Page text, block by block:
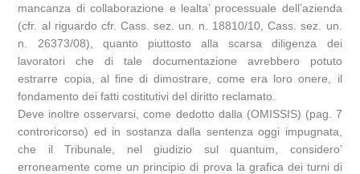
mancanza di collaborazione e lealta’ processuale dell’azienda
(cfr. al riguardo cfr. Cass. sez. un. n. 18810/10, Cass. sez. un.
n. 26373/08), quanto piuttosto alla scarsa diligenza dei
lavoratori che di tale documentazione avrebbero potuto
estrarre copia, al fine di dimostrare, come era loro onere, il
fondamento dei fatti costitutivi del diritto reclamato.
Deve inoltre osservarsi, come dedotto dalla (OMISSIS) (pag. 7
controricorso) ed in sostanza dalla sentenza oggi impugnata,
che il Tribunale, nel giudizio sul quantum, considero’
erroneamente come un principio di prova la grafica dei turni di